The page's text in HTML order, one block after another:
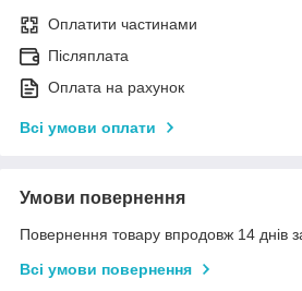
Оплатити частинами
Післяплата
Оплата на рахунок
Всі умови оплати
Умови повернення
Повернення товару впродовж 14 днів
Всі умови повернення